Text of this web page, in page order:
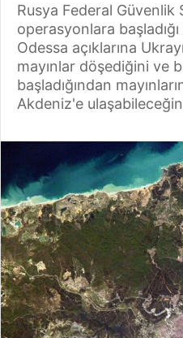
Rusya Federal Güvenlik
operasyonlara
Odessa açıklarına
mayınlar döşediğini ve
başladığından
Akdeniz'e